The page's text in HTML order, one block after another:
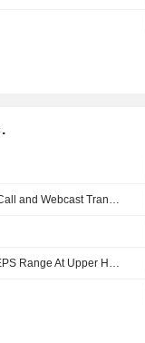
ONE Gas : Second Quarter 2026 Earnings Conference Call and Webcast Transcript
(OGS) ONE Gas Now Expects Full Year 2026 Adjusted EPS Range At Upper Half Of $4.83 - $4.95 Range, vs. FactSet Est of $4.85